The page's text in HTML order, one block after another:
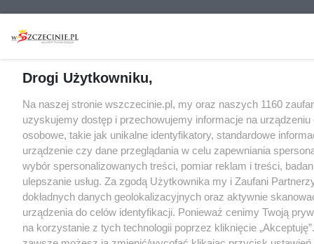
Drogi Użytkowniku,
Na naszej stronie wszczecinie.pl, my oraz naszych 1160
uzyskujemy dostęp i przechowujemy informacje na
osobowe, takie jak unikalne identyfikatory, standardowe
urządzenie czy dane przeglądania w celu zapewniania
wybór spersonalizowanych treści, pomiar reklam i treści,
ulepszanie usług. Za zgodą Użytkownika my i Zaufani
dokładnych danych geolokalizacyjnych oraz aktywnie
urządzenia do celów identyfikacji. Ponieważ cenimy Twoją
na korzystanie z tych technologii poprzez kliknięcie